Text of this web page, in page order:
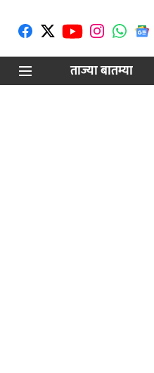
ताज्या बातम्या